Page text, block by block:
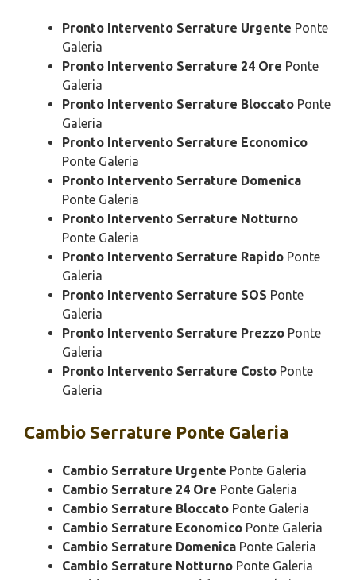
Pronto Intervento Serrature Urgente Ponte
Galeria
Pronto Intervento Serrature 24 Ore Ponte
Galeria
Pronto Intervento Serrature Bloccato Ponte
Galeria
Pronto Intervento Serrature Economico
Ponte Galeria
Pronto Intervento Serrature Domenica
Ponte Galeria
Pronto Intervento Serrature Notturno
Ponte Galeria
Pronto Intervento Serrature Rapido Ponte
Galeria
Pronto Intervento Serrature SOS Ponte
Galeria
Pronto Intervento Serrature Prezzo Ponte
Galeria
Pronto Intervento Serrature Costo Ponte
Galeria
Cambio Serrature Ponte Galeria
Cambio Serrature Urgente Ponte Galeria
Cambio Serrature 24 Ore Ponte Galeria
Cambio Serrature Bloccato Ponte Galeria
Cambio Serrature Economico Ponte Galeria
Cambio Serrature Domenica Ponte Galeria
Cambio Serrature Notturno Ponte Galeria